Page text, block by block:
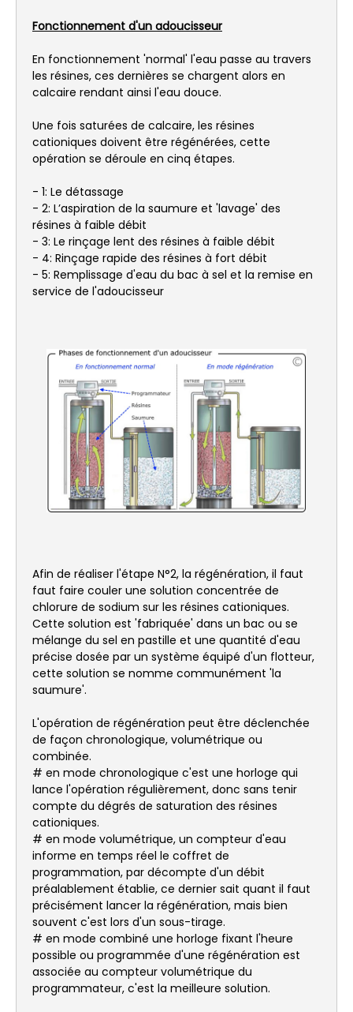
Fonctionnement d'un adoucisseur
En fonctionnement 'normal' l'eau passe au travers
les résines, ces dernières se chargent alors en
calcaire rendant ainsi l'eau douce.
Une fois saturées de calcaire, les résines
cationiques doivent être régénérées, cette
opération se déroule en cinq étapes.
- 1: Le détassage
- 2: L’aspiration de la saumure et 'lavage' des
résines à faible débit
- 3: Le rinçage lent des résines à faible débit
- 4: Rinçage rapide des résines à fort débit
- 5: Remplissage d'eau du bac à sel et la remise en
service de l'adoucisseur
Afin de réaliser l'étape N°2, la régénération, il faut
faut faire couler une solution concentrée de
chlorure de sodium sur les résines cationiques.
Cette solution est 'fabriquée' dans un bac ou se
mélange du sel en pastille et une quantité d'eau
précise dosée par un système équipé d'un flotteur,
cette solution se nomme communément 'la
saumure'.
L'opération de régénération peut être déclenchée
de façon chronologique, volumétrique ou
combinée.
# en mode chronologique c'est une horloge qui
lance l'opération régulièrement, donc sans tenir
compte du dégrés de saturation des résines
cationiques.
# en mode volumétrique, un compteur d'eau
informe en temps réel le coffret de
programmation, par décompte d'un débit
préalablement établie, ce dernier sait quant il faut
précisément lancer la régénération, mais bien
souvent c'est lors d'un sous-tirage.
# en mode combiné une horloge fixant l'heure
possible ou programmée d'une régénération est
associée au compteur volumétrique du
programmateur, c'est la meilleure solution.